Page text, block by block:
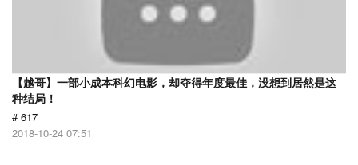
【越哥】一部小成本科幻电影，却夺得年度最佳，没想到居然是这
种结局！
# 617
2018-10-24 07:51